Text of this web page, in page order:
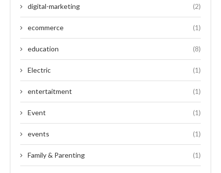
digital-marketing (2)
ecommerce (1)
education (8)
Electric (1)
entertaitment (1)
Event (1)
events (1)
Family & Parenting (1)